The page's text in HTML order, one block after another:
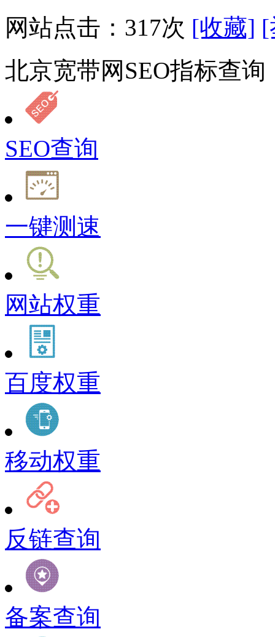
网站点击： 317次 [收藏] [
北京宽带网SEO指标查询
SEO查询
一键测速
网站权重
百度权重
移动权重
反链查询
备案查询